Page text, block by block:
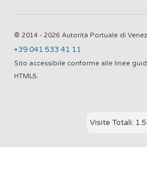
© 2014 - 2026 Autorità Portuale di
+39 041 533 41 11
Sito accessibile conforme alle linee
HTML5.
Visite Totali: